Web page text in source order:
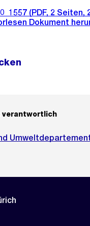
(PDF, 2 Seiten,
Dokument
verantwortlich